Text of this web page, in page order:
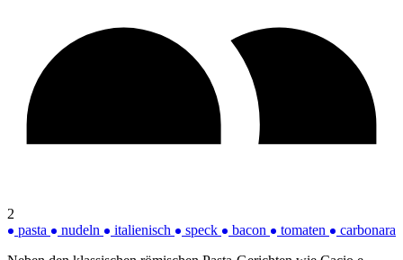
2
pasta
nudeln italienisch speck bacon tomaten
carbonara